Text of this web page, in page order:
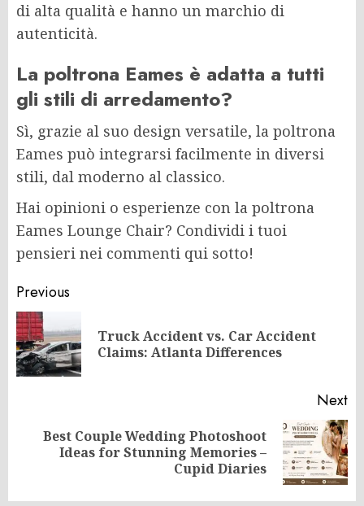
di alta qualità e hanno un marchio di
autenticità.
La poltrona Eames è adatta a tutti
gli stili di arredamento?
Sì, grazie al suo design versatile, la poltrona
Eames può integrarsi facilmente in diversi
stili, dal moderno al classico.
Hai opinioni o esperienze con la poltrona
Eames Lounge Chair? Condividi i tuoi
pensieri nei commenti qui sotto!
Post
navigation
Previous
Truck Accident vs. Car Accident
Claims: Atlanta Differences
Next
Next
Best Couple Wedding Photoshoot
Ideas for Stunning Memories –
Cupid Diaries